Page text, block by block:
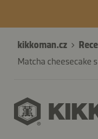
kikkoman.cz
Matcha cheesecake